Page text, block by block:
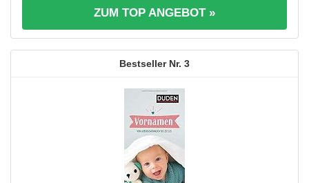
ZUM TOP ANGEBOT »
3